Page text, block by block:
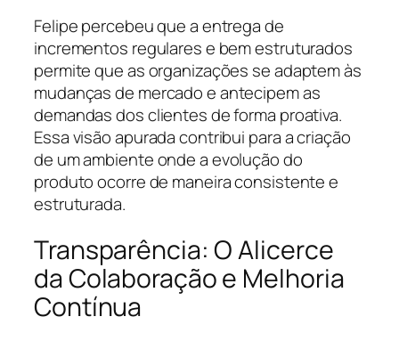
Felipe percebeu que a entrega de
incrementos regulares e bem estruturados
permite que as organizações se adaptem às
mudanças de mercado e antecipem as
demandas dos clientes de forma proativa.
Essa visão apurada contribui para a criação
de um ambiente onde a evolução do
produto ocorre de maneira consistente e
estruturada.
Transparência: O Alicerce
da Colaboração e Melhoria
Contínua